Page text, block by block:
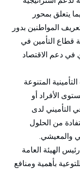
2030، لاسيما فيما يتعلق بمحور
المواطنين بدور
قطاع التأمين في
في دعم الاقتصاد
المتنوعة
الأفراد أو
التأميني لدى
من الحلول
والمعيشي.
الهيئة العامة
بأهمية ومنافع